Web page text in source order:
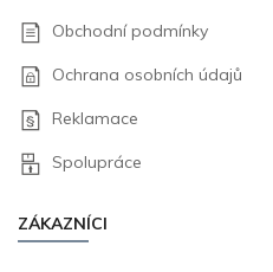
Obchodní podmínky
Ochrana osobních údajů
Reklamace
Spolupráce
ZÁKAZNÍCI